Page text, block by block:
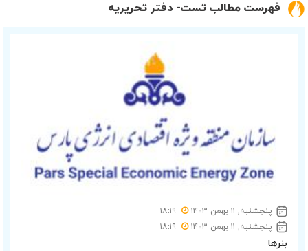
فهرست مطالب تست- دفتر تحریریه
پنجشنبه, ۱۱ بهمن ۱۴۰۳
۱۸:۱۹
پنجشنبه, ۱۱ بهمن ۱۴۰۳
۱۸:۱۹
بنرها